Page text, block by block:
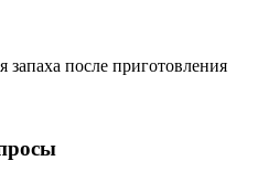
запаха после приготовления